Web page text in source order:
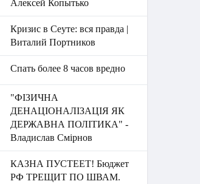
Алексей Копытько
Кризис в Сеуте: вся правда |
Виталий Портников
Спать более 8 часов вредно
"ФІЗИЧНА
ДЕНАЦІОНАЛІЗАЦІЯ ЯК
ДЕРЖАВНА ПОЛІТИКА" -
Владислав Смірнов
КАЗНА ПУСТЕЕТ! Бюджет
РФ ТРЕЩИТ ПО ШВАМ.